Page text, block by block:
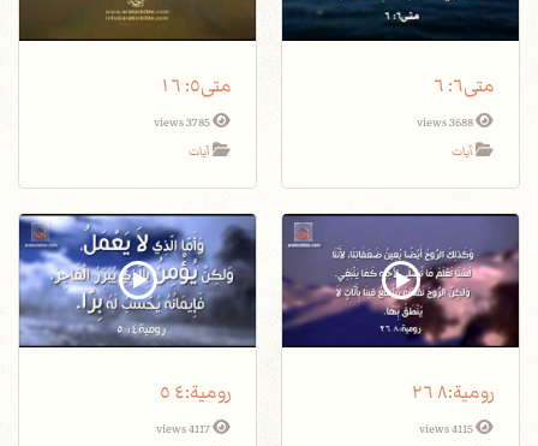
متى٦: ٦
3688 views
آيات
متى٥: ١٦
3785 views
آيات
رومية٨‫:‬ ٢٦
4115 views
رومية٤‫:‬ ٥
4117 views